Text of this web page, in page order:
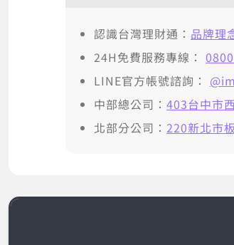
認識台灣理財通： 品牌理
24H免費服務專線：
LINE官方帳號諮詢：
中部總公司：403台中市
北部分公司：220新北市